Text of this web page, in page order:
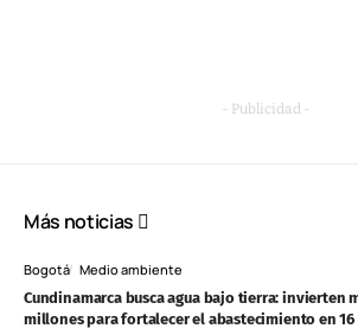
- Publicidad -
Más noticias
Bogotá Medio ambiente
Cundinamarca busca agua bajo tierra: invierten
millones para fortalecer el abastecimiento en